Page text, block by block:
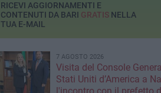
RICEVI AGGIORNAMENTI E
CONTENUTI DA BARI GRATISNELLA
TUA E-MAIL
7 AGOSTO 2026
Visita del Console
Stati Uniti d’America a
l'incontro con il prefetto